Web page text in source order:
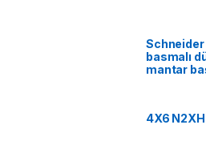
basmalı
mantar
4X6